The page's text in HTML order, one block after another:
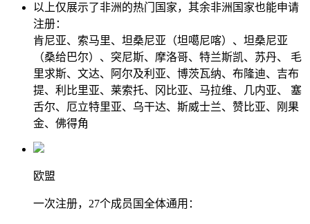
以上仅展示了非洲的热门国家，其余非洲国家也能申请
注册：
肯尼亚、索马里、坦桑尼亚（坦噶尼喀）、坦桑尼亚
（桑给巴尔）、突尼斯、摩洛哥、特兰斯凯、苏丹、 毛
里求斯、文达、阿尔及利亚、博茨瓦纳、布隆迪、吉布
提、利比里亚、莱索托、冈比亚、马拉维、几内亚、 塞
舌尔、厄立特里亚、乌干达、斯威士兰、赞比亚、刚果
金、佛得角
欧盟
一次注册，27个成员国全体通用：